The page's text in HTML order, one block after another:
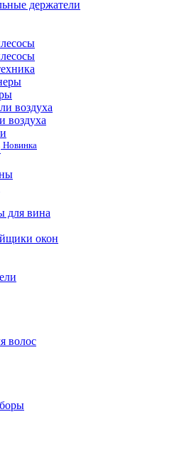
держатели
воздуха
воздуха
Новинка
для вина
окон
волос